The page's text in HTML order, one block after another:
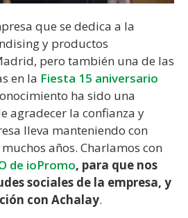
que se dedica a la
y productos
pero también una de las
en la Fiesta 15 aniversario
ha sido una
agradecer la confianza y
lleva manteniendo con
años. Charlamos con
de ioPromo, para que nos
sociales de la empresa, y
con Achalay.